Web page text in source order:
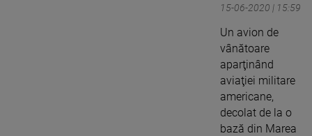
15-06-2020 | 15:59
Un avion de
vânătoare
aparţinând
aviaţiei militare
americane,
decolat de la o
bază din Marea